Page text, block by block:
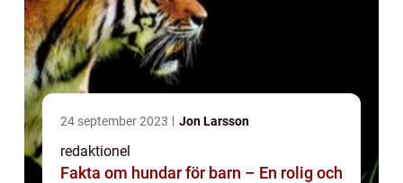
24 september 2023 Jon Larsson
redaktionel
Fakta om hundar för barn – En rolig och